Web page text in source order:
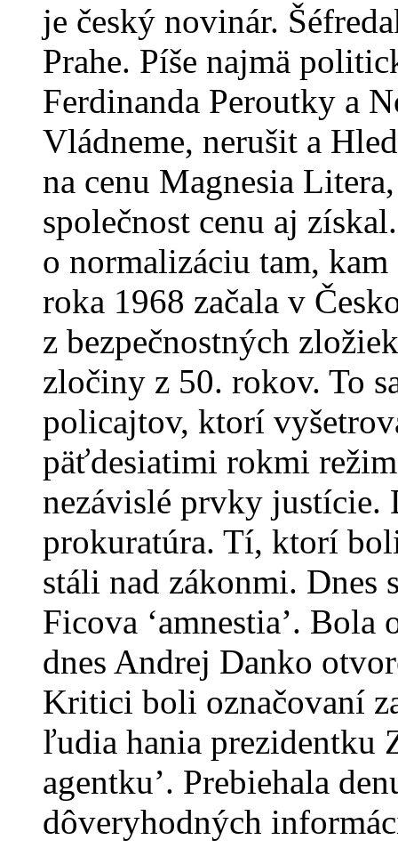
je český novinár.
Prahe. Píše najmä
Ferdinanda Peroutky a
Vládneme, nerušit a
na cenu Magnesia
společnost cenu aj
o normalizáciu tam,
roka 1968 začala v
z bezpečnostných
zločiny z 50. rokov. To
policajtov, ktorí
päťdesiatimi rokmi
nezávislé prvky justície.
prokuratúra. Tí, ktorí
stáli nad zákonmi. Dnes
Ficova ‘amnestia’.
dnes Andrej Danko
Kritici boli označovaní
ľudia hania prezidentku
agentku’. Prebiehala
dôveryhodných